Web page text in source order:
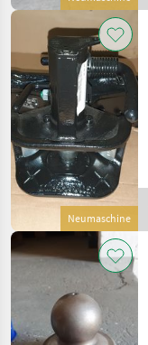
Neumaschine